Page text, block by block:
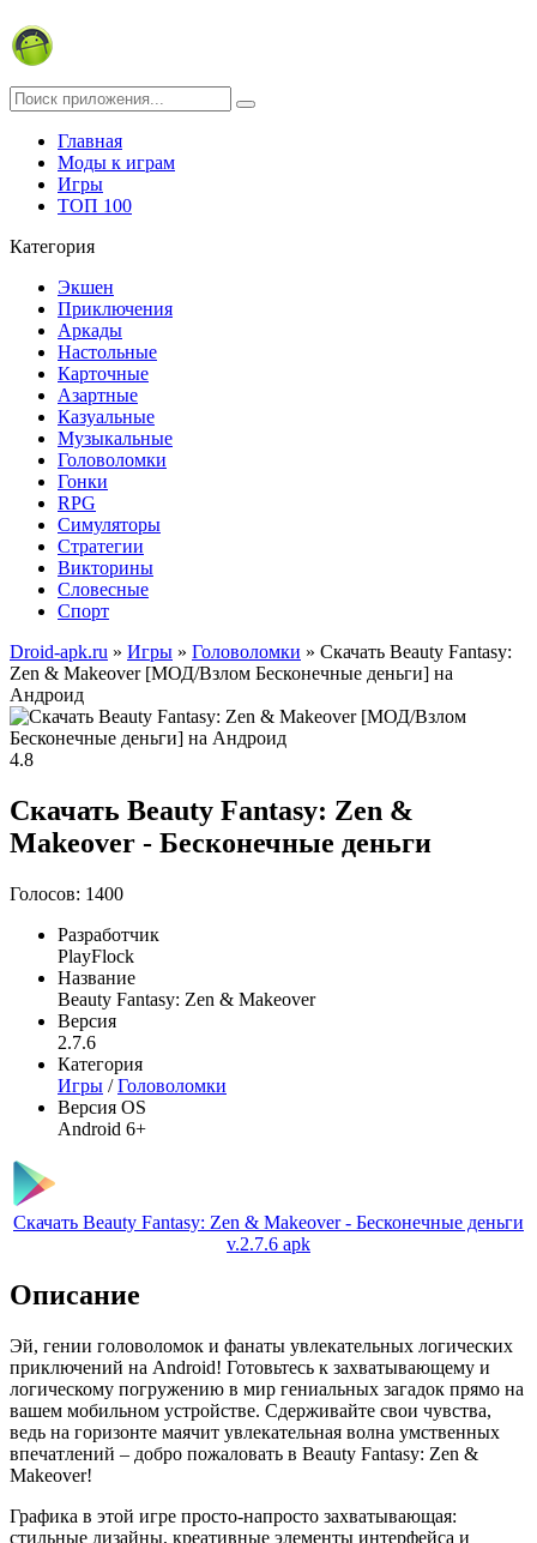
Главная
Моды к играм
Игры
ТОП 100
Категория
Экшен
Приключения
Аркады
Настольные
Карточные
Азартные
Казуальные
Музыкальные
Головоломки
Гонки
RPG
Симуляторы
Стратегии
Викторины
Словесные
Спорт
Droid-apk.ru » Игры » Головоломки » Скачать Beauty Fantasy:
Zen & Makeover [МОД/Взлом Бесконечные деньги] на
Андроид
4.8
Скачать Beauty Fantasy: Zen &
Makeover - Бесконечные деньги
Голосов: 1400
Разработчик
PlayFlock
Название
Beauty Fantasy: Zen & Makeover
Версия
2.7.6
Категория
Игры /Головоломки
Версия OS
Android 6+
Скачать Beauty Fantasy: Zen & Makeover - Бесконечные деньги
v.2.7.6 apk
Описание
Эй, гении головоломок и фанаты увлекательных логических
приключений на Android! Готовьтесь к захватывающему и
логическому погружению в мир гениальных загадок прямо на
вашем мобильном устройстве. Сдерживайте свои чувства,
ведь на горизонте маячит увлекательная волна умственных
впечатлений – добро пожаловать в Beauty Fantasy: Zen &
Makeover!
Графика в этой игре просто-напросто захватывающая:
стильные дизайны, креативные элементы интерфейса и